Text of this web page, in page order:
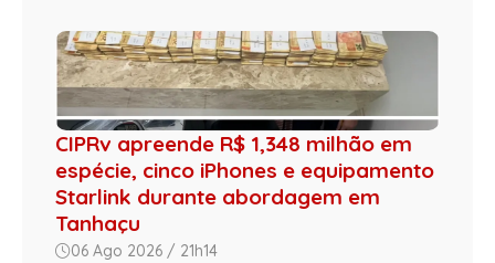
CIPRv apreende R$ 1,348 milhão em
espécie, cinco iPhones e equipamento
Starlink durante abordagem em
Tanhaçu
06 Ago 2026 / 21h14